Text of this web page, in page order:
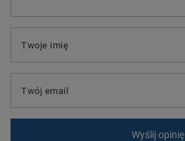
Twoje imię
Twój email
Wyślij opinię